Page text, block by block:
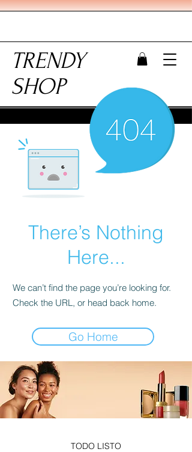
TRENDY
SHOP
There’s Nothing
Here...
We can’t find the page you’re looking for.
Check the URL, or head back home.
Go Home
TODO LISTO